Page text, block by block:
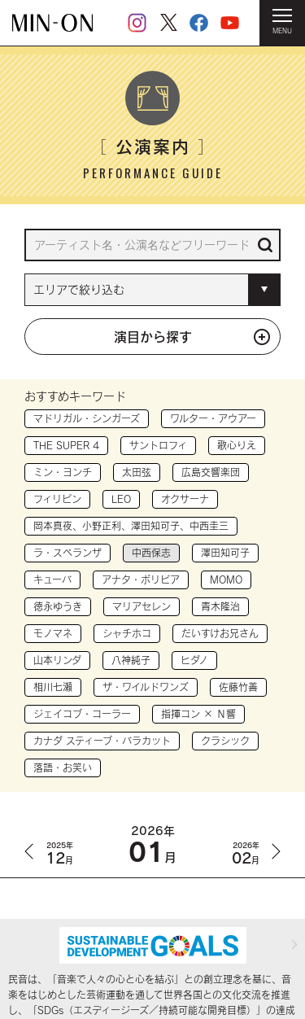
MENU
HOME ＞ 公演案内
［公演案内］
PERFORMANCE GUIDE
演目から探す
おすすめキーワード
マドリガル・シンガーズ ワルター・アウアー
THE SUPER 4 サントロフィ 歌心りえ
ミン・ヨンチ 太田弦 広島交響楽団
フィリピン LEO オクサーナ
岡本真夜、小野正利、澤田知可子、中西圭三
ラ・スペランザ 中西保志 澤田知可子
キューバ アナタ・ボリビア MOMO
徳永ゆうき マリアセレン 青木隆治
モノマネ シャチホコ だいすけお兄さん
山本リンダ 八神純子 ヒダノ
相川七瀬 ザ・ワイルドワンズ 佐藤竹善
ジェイコブ・コーラー 指揮コン × Ｎ響
カナダ スティーブ・バラカット クラシック
落語・お笑い
2025年
12月
2026年
01 月
2026年
02月
民音は、「音楽で人々の心と心を結ぶ」との創立理念を基に、音
楽をはじめとした芸術運動を通して世界各国との文化交流を推進
し、「SDGs（エスディージーズ／持続可能な開発目標）」の達成